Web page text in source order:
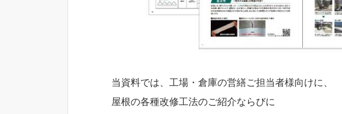
当資料では、工場・倉庫の営繕ご担当者様向けに、
屋根の各種改修工法のご紹介ならびに